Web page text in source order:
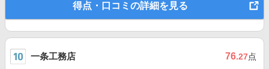
得点・口コミの詳細を見る
一条工務店 76.27点